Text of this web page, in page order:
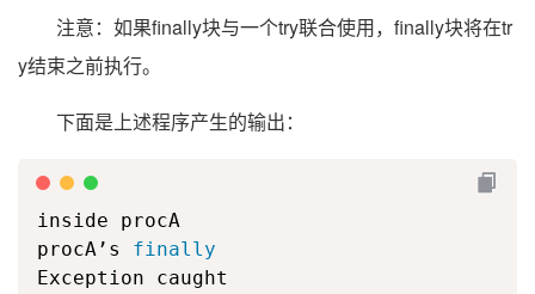
注意：如果finally块与一个try联合使用，finally块将在tr
y结束之前执行。
下面是上述程序产生的输出：
inside procA
procA’s finally
Exception caught